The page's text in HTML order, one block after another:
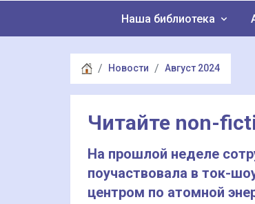
Наша библиотека
Новости Август 2024
Читайте non-
На прошлой неделе
поучаствовала в ток-
центром по атомной